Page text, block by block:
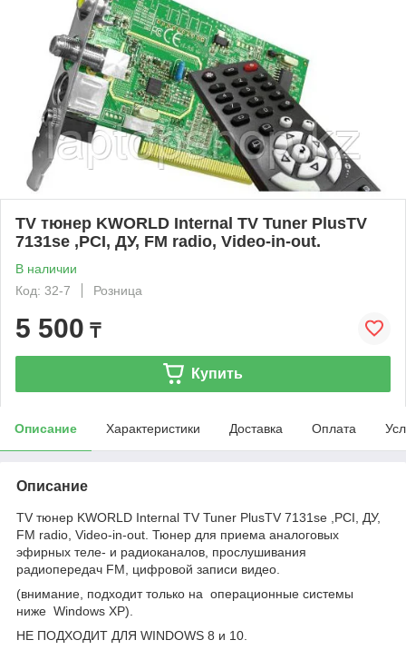
TV тюнер KWORLD Internal TV Tuner PlusTV
7131se ,PCI, ДУ, FM radio, Video-in-out.
В наличии
Код: 32-7
Розница
5 500 ₸
Купить
Описание Характеристики Доставка Оплата
Описание
TV тюнер KWORLD Internal TV Tuner PlusTV 7131se ,PCI, ДУ,
FM radio, Video-in-out. Тюнер для приема аналоговых
эфирных теле- и радиоканалов, прослушивания
радиопередач FM, цифровой записи видео.
(внимание, подходит только на операционные системы
ниже Windows XP).
НЕ ПОДХОДИТ ДЛЯ WINDOWS 8 и 10.